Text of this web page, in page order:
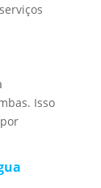
Isso